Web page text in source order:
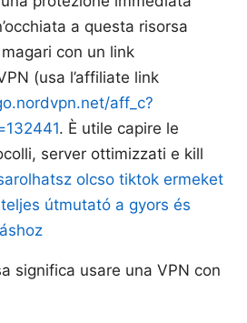
a questa risorsa
con un link
(usa l’affiliate link
aff_c?
. È utile capire le
server ottimizzati e kill
olcso tiktok ermeket
útmutató a gyors és
significa usare una VPN con